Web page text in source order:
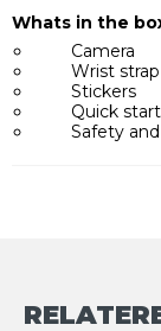
Whats in the
Camera
Wrist strap
Stickers
Quick start
Safety and